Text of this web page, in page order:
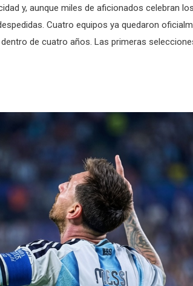
y, aunque miles de aficionados celebran
Cuatro equipos ya quedaron
de cuatro años. Las primeras